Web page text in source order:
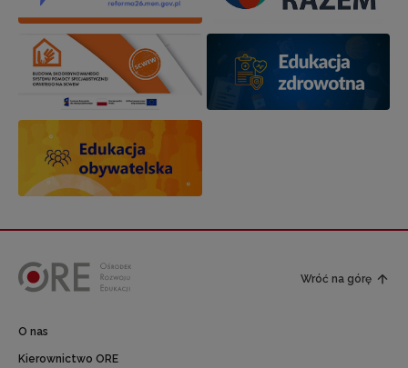
Wróć na górę
O nas
Kierownictwo ORE